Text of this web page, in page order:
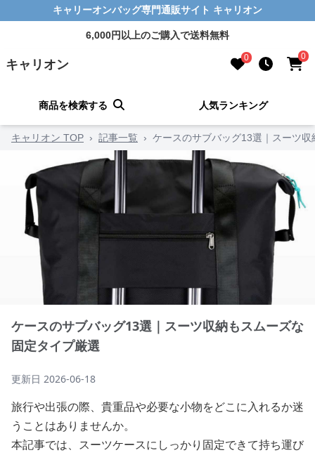
キャリーオンバッグ専門通販サイト キャリオン
6,000円以上のご購入で送料無料
キャリオン 0 0
商品を検索する 人気ランキング
キャリオン TOP › 記事一覧 › ケースのサブバッグ13選｜スーツ
ケースのサブバッグ13選｜スーツ収納もスムーズな
固定タイプ厳選
更新日 2026-06-18
旅行や出張の際、貴重品や必要な小物をどこに入れるか迷
うことはありませんか。
本記事では、スーツケースにしっかり固定できて持ち運び